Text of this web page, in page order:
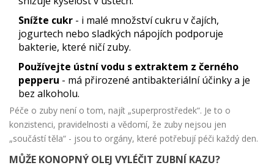
Snížte cukr - i malé množství cukru v čajích,
jogurtech nebo sladkých nápojích podporuje
bakterie, které ničí zuby.
Používejte ústní vodu s extraktem z černého
pepperu - má přirozené antibakteriální účinky a je
bez alkoholu.
Péče o zuby není o tom, najít „superprostředek“. Je to o
konzistenci, pravidelnosti a vědomí, že zuby nejsou jen
„součástí těla“ - jsou to orgány, které potřebují péči každý den.
MŮŽE KONOPNÝ OLEJ VYLÉČIT ZUBNÍ KAZU?